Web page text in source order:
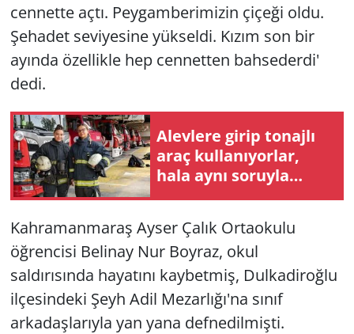
cennette açtı. Peygamberimizin çiçeği oldu.
Şehadet seviyesine yükseldi. Kızım son bir
ayında özellikle hep cennetten bahsederdi'
dedi.
Alevlere girip tonajlı
araç kullanıyorlar,
hala aynı soruyla
karşılaşıyorlar:
taşıyacaksınız?'
Kahramanmaraş Ayser Çalık Ortaokulu
öğrencisi Belinay Nur Boyraz, okul
saldırısında hayatını kaybetmiş, Dulkadiroğlu
ilçesindeki Şeyh Adil Mezarlığı'na sınıf
arkadaşlarıyla yan yana defnedilmişti.